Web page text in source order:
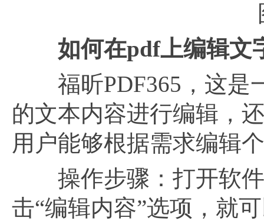
如何在pdf上编辑文
福昕PDF365，这是一
的文本内容进行编辑，
用户能够根据需求编辑
操作步骤：打开软件
击“编辑内容”选项，就